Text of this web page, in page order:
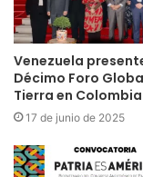
Venezuela
Décimo Foro
Tierra en Colombia
17 de junio de 2025